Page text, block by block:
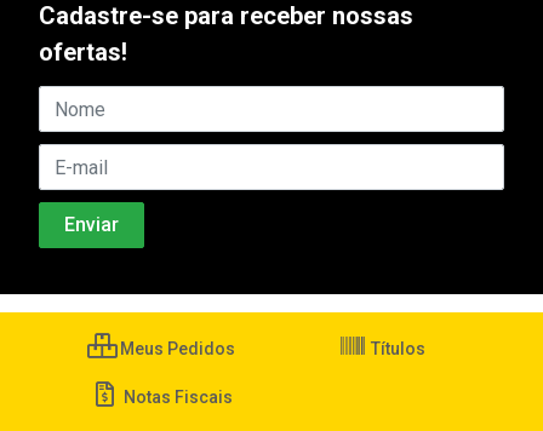
Cadastre-se para receber nossas
ofertas!
Meus Pedidos Títulos
Notas Fiscais